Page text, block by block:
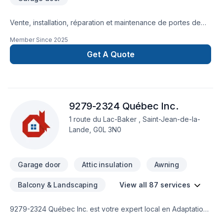
Vente, installation, réparation et maintenance de portes de
Member Since 2025
Get A Quote
9279-2324 Québec Inc.
1 route du Lac-Baker , Saint-Jean-de-la-
Lande, G0L 3N0
Garage door Attic insulation Awning
Balcony & Landscaping View all 87 services
9279-2324 Québec Inc. est votre expert local en Adaptation